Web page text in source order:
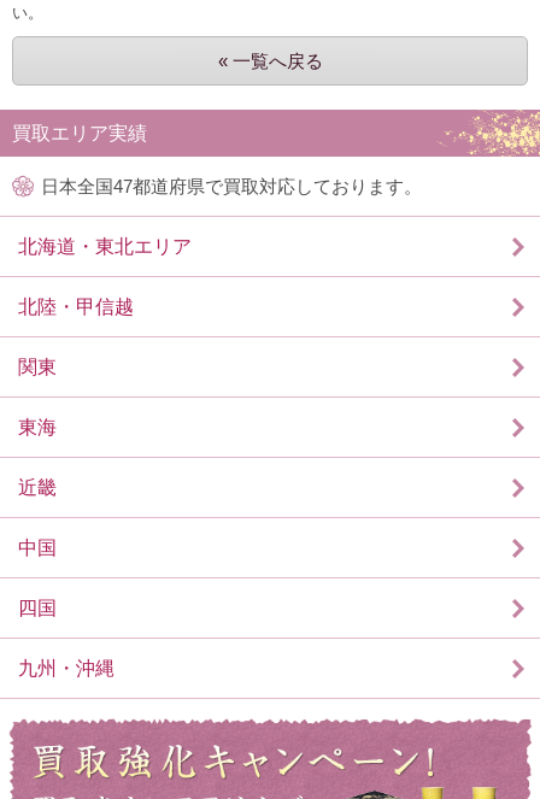
い。
« 一覧へ戻る
買取エリア実績
日本全国47都道府県で買取対応しております。
北海道・東北エリア
北陸・甲信越
関東
東海
近畿
中国
四国
九州・沖縄